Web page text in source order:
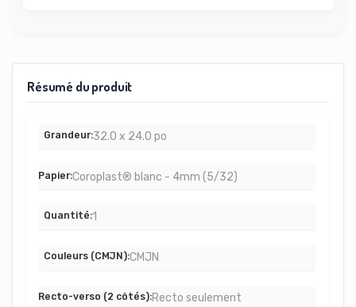
Résumé du produit
Grandeur 32.0 x 24.0 po
Papier Coroplast® blanc - 4mm (5/32)
Quantité 1
Couleurs (CMJN) CMJN
Recto-verso (2 côtés) Recto seulement